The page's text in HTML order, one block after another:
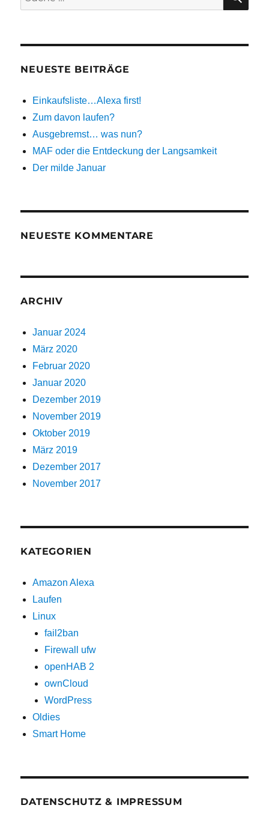
nach:
NEUESTE BEITRÄGE
Einkaufsliste…Alexa first!
Zum davon laufen?
Ausgebremst… was nun?
MAF oder die Entdeckung der Langsamkeit
Der milde Januar
NEUESTE KOMMENTARE
ARCHIV
Januar 2024
März 2020
Februar 2020
Januar 2020
Dezember 2019
November 2019
Oktober 2019
März 2019
Dezember 2017
November 2017
KATEGORIEN
Amazon Alexa
Laufen
Linux
fail2ban
Firewall ufw
openHAB 2
ownCloud
WordPress
Oldies
Smart Home
DATENSCHUTZ & IMPRESSUM